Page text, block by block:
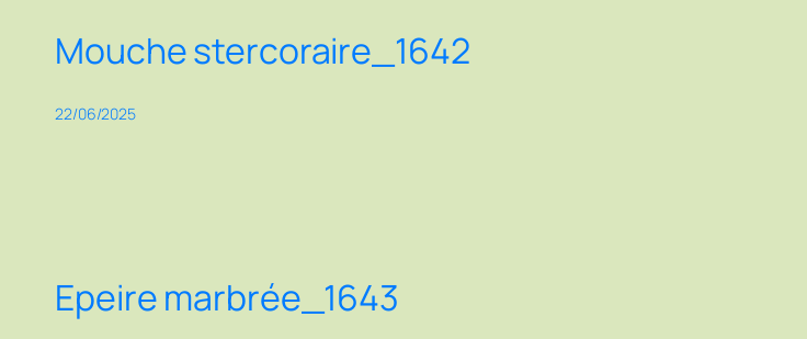
Mouche stercoraire_1642
22/06/2025
Epeire marbrée_1643